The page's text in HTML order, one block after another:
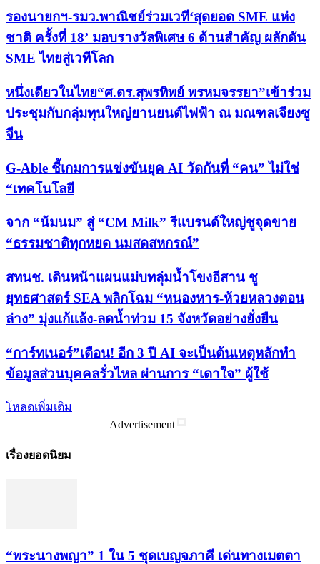
รองนายกฯ-รมว.พาณิชย์ร่วมเวที‘สุดยอด SME แห่ง
ชาติ ครั้งที่ 18’ มอบรางวัลพิเศษ 6 ด้านสำคัญ ผลักดัน
SME ไทยสู่เวทีโลก
หนึ่งเดียวในไทย“ศ.ดร.สุพรทิพย์ พรหมจรรยา”เข้าร่วม
ประชุมกับกลุ่มทุนใหญ่ยานยนต์ไฟฟ้า ณ มณฑลเจียงซู
จีน
G-Able ชี้เกมการแข่งขันยุค AI วัดกันที่ “คน” ไม่ใช่
“เทคโนโลยี
จาก “น้มนม” สู่ “CM Milk” รีแบรนด์ใหญ่ชูจุดขาย
“ธรรมชาติทุกหยด นมสดสหกรณ์”
สทนช. เดินหน้าแผนแม่บทลุ่มน้ำโขงอีสาน ชู
ยุทธศาสตร์ SEA พลิกโฉม “หนองหาร-ห้วยหลวงตอน
ล่าง” มุ่งแก้แล้ง-ลดน้ำท่วม 15 จังหวัดอย่างยั่งยืน
“การ์ทเนอร์”เตือน! อีก 3 ปี AI จะเป็นต้นเหตุหลักทำ
ข้อมูลส่วนบุคคลรั่วไหล ผ่านการ “เดาใจ” ผู้ใช้
โหลดเพิ่มเติม
Advertisement
เรื่องยอดนิยม
“พระ​นาง​พญา” 1 ใน 5​ ชุดเบญจ​ภาคี​ เด่นทางเมตตา​